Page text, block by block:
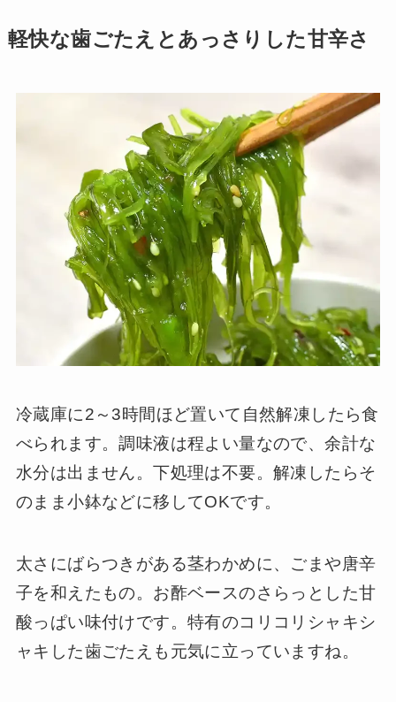
軽快な歯ごたえとあっさりした甘辛さ
冷蔵庫に2～3時間ほど置いて自然解凍したら食
べられます。調味液は程よい量なので、余計な
水分は出ません。下処理は不要。解凍したらそ
のまま小鉢などに移してOKです。
太さにばらつきがある茎わかめに、ごまや唐辛
子を和えたもの。お酢ベースのさらっとした甘
酸っぱい味付けです。特有のコリコリシャキシ
ャキした歯ごたえも元気に立っていますね。